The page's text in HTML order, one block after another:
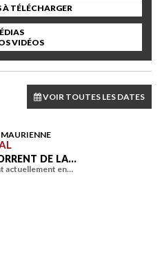
TÉLÉCHARGER
VIDÉOS
VOIR TOUTES LES DATES
DE LA…
actuellement en…